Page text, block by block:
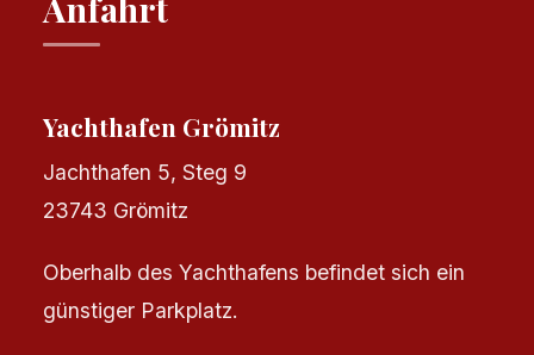
Yachthafen Grömitz
Jachthafen 5, Steg 9
23743 Grömitz
Oberhalb des Yachthafens befindet sich ein
günstiger Parkplatz.